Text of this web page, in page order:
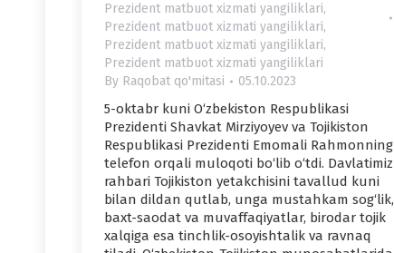
Prezident matbuot xizmati yangiliklari,
Prezident matbuot xizmati yangiliklari,
Prezident matbuot xizmati yangiliklari,
Prezident matbuot xizmati yangiliklari
By Raqobat qo'mitasi 05.10.2023
5-oktabr kuni O‘zbekiston Respublikasi
Prezidenti Shavkat Mirziyoyev va Tojikiston
Respublikasi Prezidenti Emomali Rahmonning
telefon orqali muloqoti bo‘lib o‘tdi. Davlatimiz
rahbari Tojikiston yetakchisini tavallud kuni
bilan dildan qutlab, unga mustahkam sog‘lik,
baxt-saodat va muvaffaqiyatlar, birodar tojik
xalqiga esa tinchlik-osoyishtalik va ravnaq